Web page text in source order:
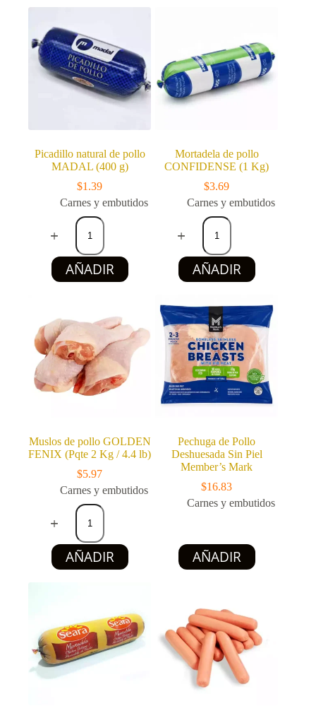
Picadillo natural de pollo
MADAL (400 g)
$1.39
Carnes y embutidos
Picadillo
natural
de
pollo
MADAL
(400
AÑADIR
Mortadela de pollo
CONFIDENSE (1 Kg)
$3.69
Carnes y embutidos
Mortadela
pollo
CONFIDENSE
(1
Kg)
AÑADIR
Muslos de pollo GOLDEN
FENIX (Pqte 2 Kg / 4.4 lb)
$5.97
Carnes y embutidos
Muslos
pollo
GOLDEN
FENIX
(Pqte
lb)
cantidad
AÑADIR
Pechuga de Pollo
Deshuesada Sin Piel
Member’s Mark
$16.83
Carnes y embutidos
AÑADIR
Este
producto
tiene
Las
opciones
se
pueden
elegir
en